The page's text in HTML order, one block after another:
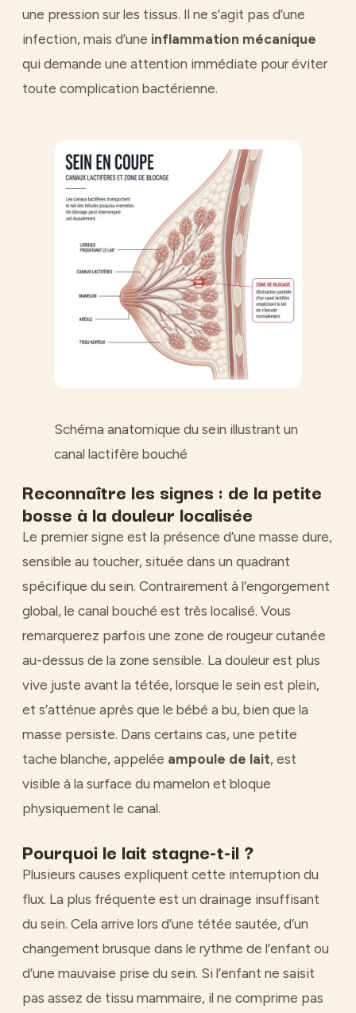
une pression sur les tissus. Il ne s’agit pas d’une
infection, mais d’une inflammation mécanique
qui demande une attention immédiate pour éviter
toute complication bactérienne.
Schéma anatomique du sein illustrant un
canal lactifère bouché
Reconnaître les signes : de la petite
bosse à la douleur localisée
Le premier signe est la présence d’une masse dure,
sensible au toucher, située dans un quadrant
spécifique du sein. Contrairement à l’engorgement
global, le canal bouché est très localisé. Vous
remarquerez parfois une zone de rougeur cutanée
au-dessus de la zone sensible. La douleur est plus
vive juste avant la tétée, lorsque le sein est plein,
et s’atténue après que le bébé a bu, bien que la
masse persiste. Dans certains cas, une petite
tache blanche, appelée ampoule de lait, est
visible à la surface du mamelon et bloque
physiquement le canal.
Pourquoi le lait stagne-t-il ?
Plusieurs causes expliquent cette interruption du
flux. La plus fréquente est un drainage insuffisant
du sein. Cela arrive lors d’une tétée sautée, d’un
changement brusque dans le rythme de l’enfant ou
d’une mauvaise prise du sein. Si l’enfant ne saisit
pas assez de tissu mammaire, il ne comprime pas